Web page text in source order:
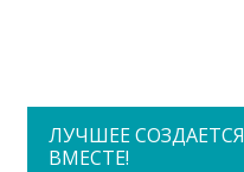
ЛУЧШЕЕ СОЗДАЕТСЯ
ВМЕСТЕ!